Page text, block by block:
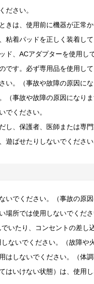
ださい。
きは、使用前に機器が正常
着パッドを正しく装着して
ド、ACアダプターを使用
です。必ず専用品を使用して
。（事故や故障の原因にな
（事故や故障の原因になりま
でください。
し、保護者、医師または専
遊ばせたりしないでください
でください。（事故の原因
場所では使用しないでくだ
いたり、コンセントの差
ないでください。（故障や
はしないでください。（体
はいけない状態）は、使用